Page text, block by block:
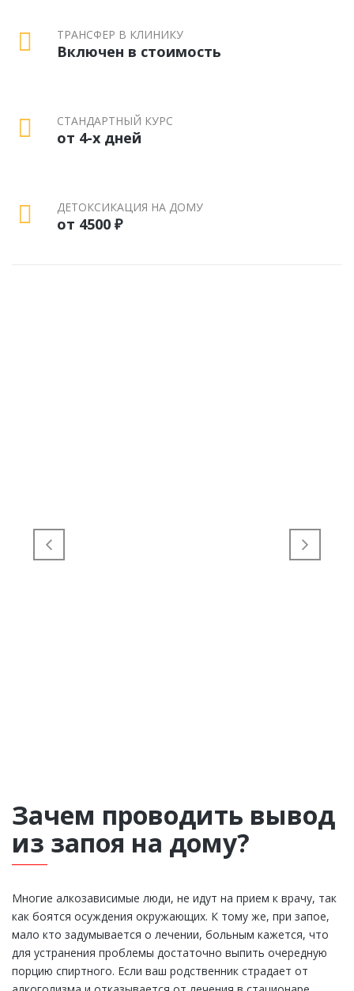
ТРАНСФЕР В КЛИНИКУ
Включен в стоимость
СТАНДАРТНЫЙ КУРС
от 4-х дней
ДЕТОКСИКАЦИЯ НА ДОМУ
от 4500 ₽
Зачем проводить вывод
из запоя на дому?
Многие алкозависимые люди, не идут на прием к врачу, так
как боятся осуждения окружающих. К тому же, при запое,
мало кто задумывается о лечении, больным кажется, что
для устранения проблемы достаточно выпить очередную
порцию спиртного. Если ваш родственник страдает от